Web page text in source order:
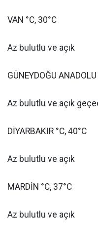
VAN °C, 30°C
Az bulutlu ve açık
GÜNEYDOĞU ANADOLU
Az bulutlu ve açık
DİYARBAKIR °C, 40°C
Az bulutlu ve açık
MARDİN °C, 37°C
Az bulutlu ve açık